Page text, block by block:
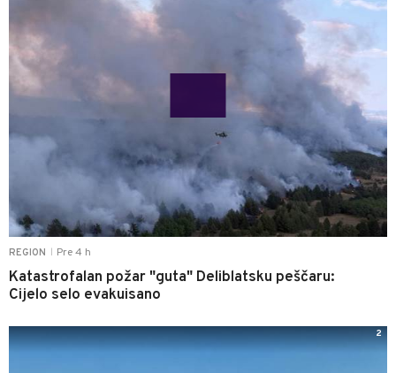
REGION Pre 4 h
Katastrofalan požar "guta" Deliblatsku peščaru:
Cijelo selo evakuisano
2